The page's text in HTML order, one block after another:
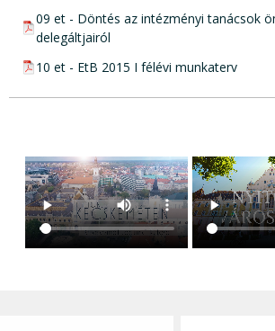
pdf csatolmány:
09 et - Döntés az intézményi tanácsok
delegáltjairól
pdf csatolmány:
10 et - EtB 2015 I félévi munkaterv